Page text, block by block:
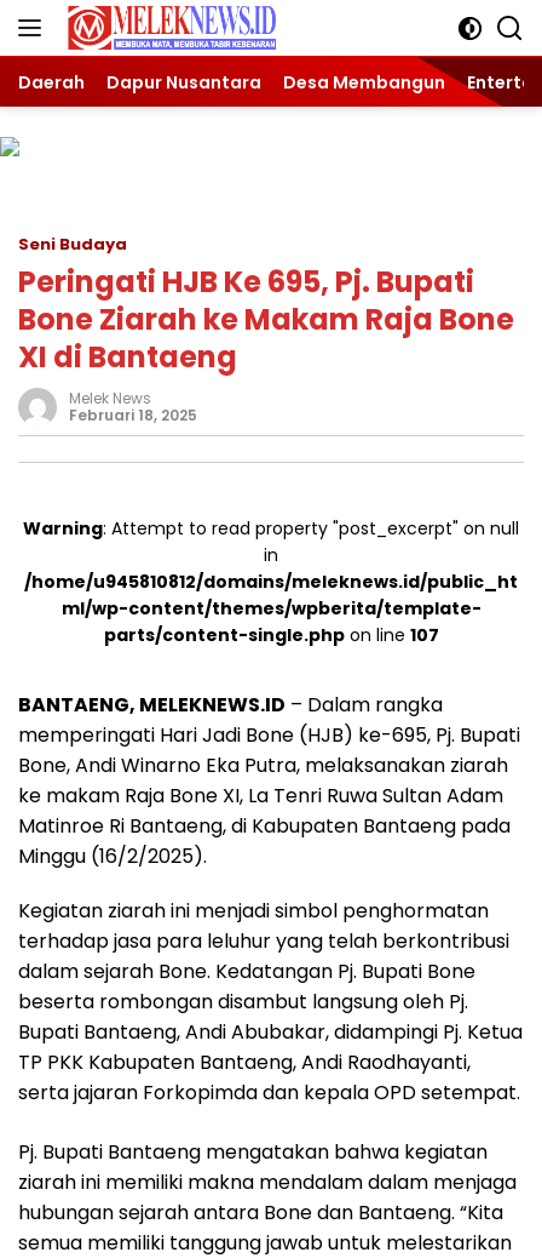
Langsung
Daerah Dapur Nusantara Desa Membangun
Seni Budaya
Peringati HJB Ke 695, Pj. Bupati
Bone Ziarah ke Makam Raja Bone
XI di Bantaeng
Melek News
Februari 18, 2025
Warning: Attempt to read property "post_excerpt" on null
in
/home/u945810812/domains/meleknews.id/public_ht
ml/wp-content/themes/wpberita/template-
parts/content-single.phpon line 107
BANTAENG, MELEKNEWS.ID – Dalam rangka
memperingati Hari Jadi Bone (HJB) ke-695, Pj. Bupati
Bone, Andi Winarno Eka Putra, melaksanakan ziarah
ke makam Raja Bone XI, La Tenri Ruwa Sultan Adam
Matinroe Ri Bantaeng, di Kabupaten Bantaeng pada
Minggu (16/2/2025).
Kegiatan ziarah ini menjadi simbol penghormatan
terhadap jasa para leluhur yang telah berkontribusi
dalam sejarah Bone. Kedatangan Pj. Bupati Bone
beserta rombongan disambut langsung oleh Pj.
Bupati Bantaeng, Andi Abubakar, didampingi Pj. Ketua
TP PKK Kabupaten Bantaeng, Andi Raodhayanti,
serta jajaran Forkopimda dan kepala OPD setempat.
Pj. Bupati Bantaeng mengatakan bahwa kegiatan
ziarah ini memiliki makna mendalam dalam menjaga
hubungan sejarah antara Bone dan Bantaeng. “Kita
semua memiliki tanggung jawab untuk melestarikan